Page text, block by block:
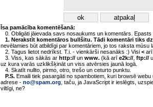
Īsa pamācība komentēšanā:
0. Obligāti jāievada savs nosaukums un komentārs. Epasts
1. Nerakstīt komentāros bullšitu. Tādi komentāri tiks
nevēlamies būt atbildīgi par komentāriem, jo tos raksta mūsu
2. Tagus lietot nedrīkst. T.i. - vienkārši nesanāks :) Visi <
3. Viss, kas sākās ar http:// un www. (kā arī e2k:// ftp://
uz kura varās uzklikšķināt un viss atvērsies jaunā logā.
4. Skatīt nullto, pirmo, otro, trešo un ceturto punktu.
P.S. Emaili tiek pasargāti no spambotiem, kuri browsē
adrese - no@spam.org , taču, ja JavaScript ir ieslēgts,
viltīgi, ne?